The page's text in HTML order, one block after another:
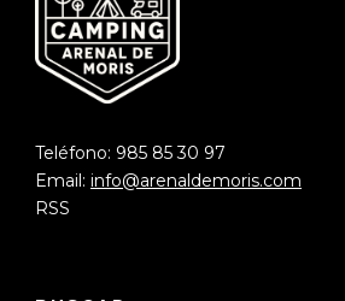
Teléfono: 985 85 30 97
Email: info@arenaldemoris.com
RSS